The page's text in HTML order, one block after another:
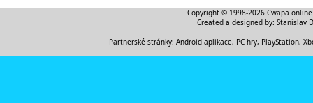
Copyright © 1998-2026 Cwapa
Created a designed by: Stanislav
Partnerské stránky: Android aplikace, PC hry, PlayStation,